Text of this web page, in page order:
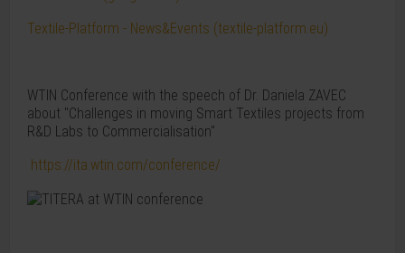
Textile-Platform - News&Events (textile-platform.eu)
WTIN Conference with the speech of Dr. Daniela ZAVEC
about "Challenges in moving Smart Textiles projects from
R&D Labs to Commercialisation"
https://ita.wtin.com/conference/